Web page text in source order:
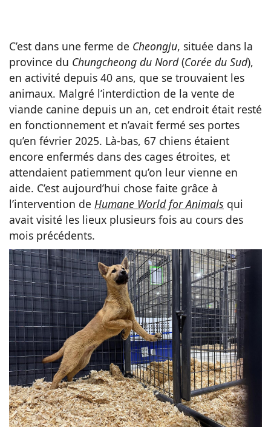
C’est dans une ferme de Cheongju, située dans la
province du Chungcheong du Nord(Corée du Sud),
en activité depuis 40 ans, que se trouvaient les
animaux. Malgré l’interdiction de la vente de
viande canine depuis un an, cet endroit était resté
en fonctionnement et n’avait fermé ses portes
qu’en février 2025. Là-bas, 67 chiens étaient
encore enfermés dans des cages étroites, et
attendaient patiemment qu’on leur vienne en
aide. C’est aujourd’hui chose faite grâce à
l’intervention de Humane World for Animals qui
avait visité les lieux plusieurs fois au cours des
mois précédents.